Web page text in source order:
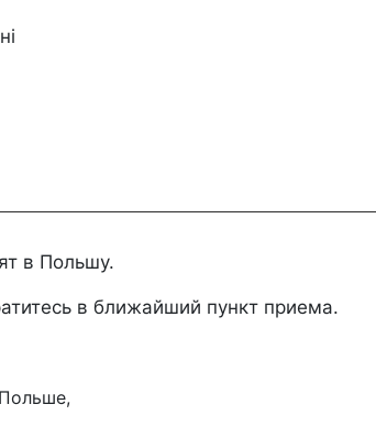
в Польшу.
в ближайший пункт приема.